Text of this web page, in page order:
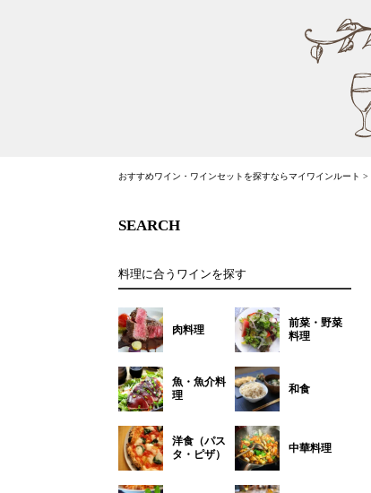
おすすめワイン・ワインセットを探すならマイワインルート >
SEARCH
料理に合うワインを探す
肉料理
前菜・野菜
料理
魚・魚介料
理
和食
洋食（パス
タ・ピザ）
中華料理